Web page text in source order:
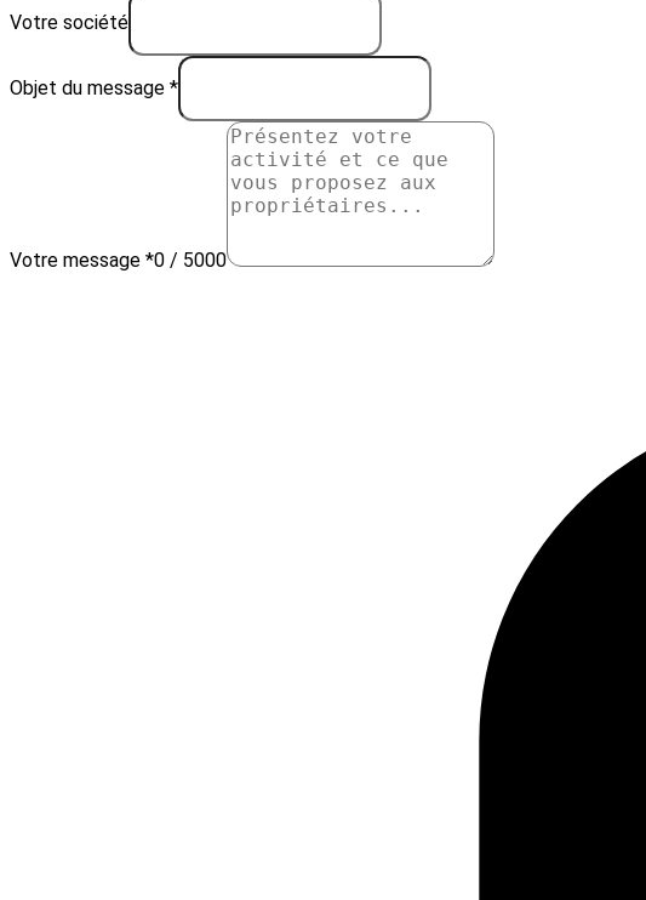
Votre société
Objet du message *
Votre message *0 / 5000